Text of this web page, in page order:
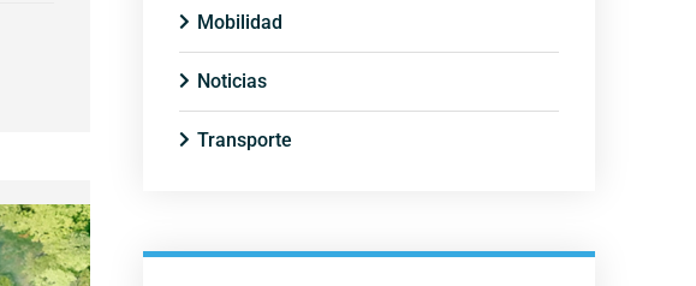
Mobilidad
Noticias
Transporte